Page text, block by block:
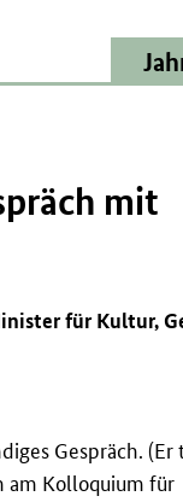
mit
für Kultur,
Gespräch.
am Kolloquium für